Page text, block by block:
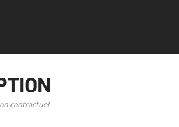
contractuel